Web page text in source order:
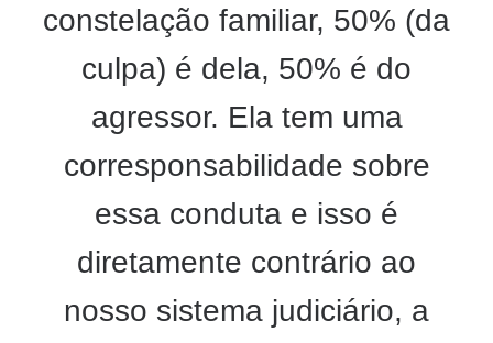
constelação familiar, 50% (da
culpa) é dela, 50% é do
agressor. Ela tem uma
corresponsabilidade sobre
essa conduta e isso é
diretamente contrário ao
nosso sistema judiciário, a